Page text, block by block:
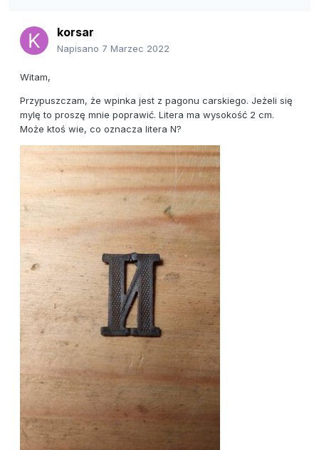
korsar
Napisano 7 Marzec 2022
Witam,
Przypuszczam, że wpinka jest z pagonu carskiego. Jeżeli się
mylę to proszę mnie poprawić. Litera ma wysokość 2 cm.
Może ktoś wie, co oznacza litera N?